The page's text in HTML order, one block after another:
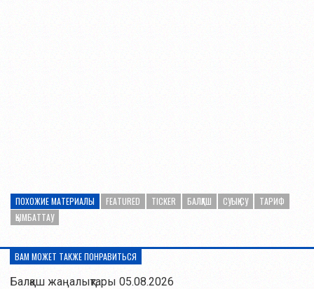
ПОХОЖИЕ МАТЕРИАЛЫ FEATURED TICKER БАЛҚАШ СУЫҚ СУ
ТАРИФ
ҚЫМБАТТАУ
ВАМ МОЖЕТ ТАКЖЕ ПОНРАВИТЬСЯ
Балқаш жаңалықтары 05.08.2026